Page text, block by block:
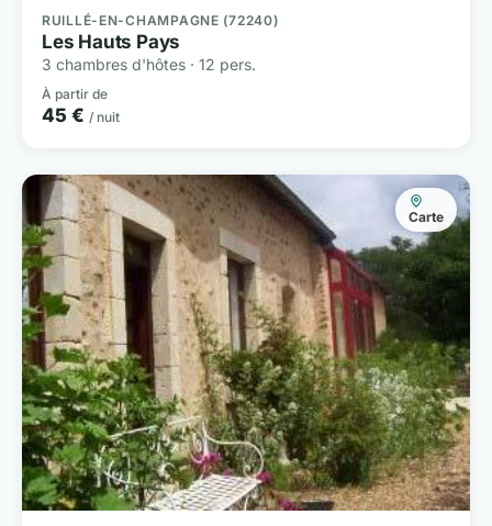
RUILLÉ-EN-CHAMPAGNE (72240)
Les Hauts Pays
3 chambres d'hôtes · 12 pers.
À partir de
45 € / nuit
Carte